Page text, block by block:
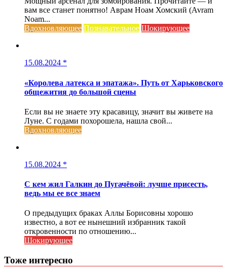
вам все станет понятно! Аврам Ноам Хомский (Avram
Noam...
Вдохновляющее Познавательное Шокирующее
15.08.2024 *
«Королева латекса и эпатажа». Путь от Харьковского
общежития до большой сцены
Если вы не знаете эту красавицу, значит вы живете на
Луне. С годами похорошела, нашла свой...
Вдохновляющее
15.08.2024 *
С кем жил Галкин до Пугачёвой: лучше присесть,
ведь мы ее все знаем
О предыдущих браках Аллы Борисовны хорошо
известно, а вот ее нынешний избранник такой
откровенности по отношению...
Шокирующее
Тоже интересно